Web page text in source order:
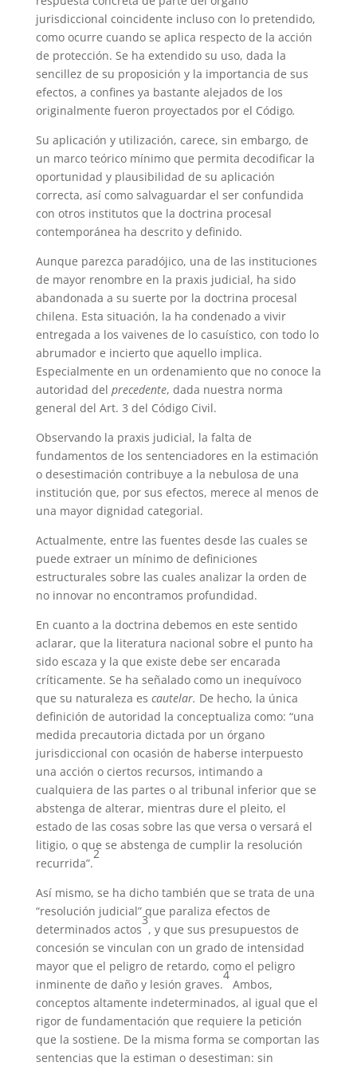
jurisdiccional coincidente incluso con lo pretendido,
como ocurre cuando se aplica respecto de la acción
de protección. Se ha extendido su uso, dada la
sencillez de su proposición y la importancia de sus
efectos, a confines ya bastante alejados de los
originalmente fueron proyectados por el Código.
Su aplicación y utilización, carece, sin embargo, de
un marco teórico mínimo que permita decodificar la
oportunidad y plausibilidad de su aplicación
correcta, así como salvaguardar el ser confundida
con otros institutos que la doctrina procesal
contemporánea ha descrito y definido.
Aunque parezca paradójico, una de las instituciones
de mayor renombre en la praxis judicial, ha sido
abandonada a su suerte por la doctrina procesal
chilena. Esta situación, la ha condenado a vivir
entregada a los vaivenes de lo casuístico, con todo lo
abrumador e incierto que aquello implica.
Especialmente en un ordenamiento que no conoce la
autoridad del precedente, dada nuestra norma
general del Art. 3 del Código Civil.
Observando la praxis judicial, la falta de
fundamentos de los sentenciadores en la estimación
o desestimación contribuye a la nebulosa de una
institución que, por sus efectos, merece al menos de
una mayor dignidad categorial.
Actualmente, entre las fuentes desde las cuales se
puede extraer un mínimo de definiciones
estructurales sobre las cuales analizar la orden de
no innovar no encontramos profundidad.
En cuanto a la doctrina debemos en este sentido
aclarar, que la literatura nacional sobre el punto ha
sido escaza y la que existe debe ser encarada
críticamente. Se ha señalado como un inequívoco
que su naturaleza es cautelar. De hecho, la única
definición de autoridad la conceptualiza como: “una
medida precautoria dictada por un órgano
jurisdiccional con ocasión de haberse interpuesto
una acción o ciertos recursos, intimando a
cualquiera de las partes o al tribunal inferior que se
abstenga de alterar, mientras dure el pleito, el
estado de las cosas sobre las que versa o versará el
litigio, o que se abstenga de cumplir la resolución
recurrida”.
2
Así mismo, se ha dicho también que se trata de una
“resolución judicial” que paraliza efectos de
determinados actos
3
, y que sus presupuestos de
concesión se vinculan con un grado de intensidad
mayor que el peligro de retardo, como el peligro
inminente de daño y lesión graves.
4
Ambos,
conceptos altamente indeterminados, al igual que el
rigor de fundamentación que requiere la petición
que la sostiene. De la misma forma se comportan las
sentencias que la estiman o desestiman: sin